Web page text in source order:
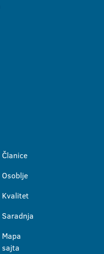
Članice
Osoblje
Kvalitet
Saradnja
Mapa
sajta